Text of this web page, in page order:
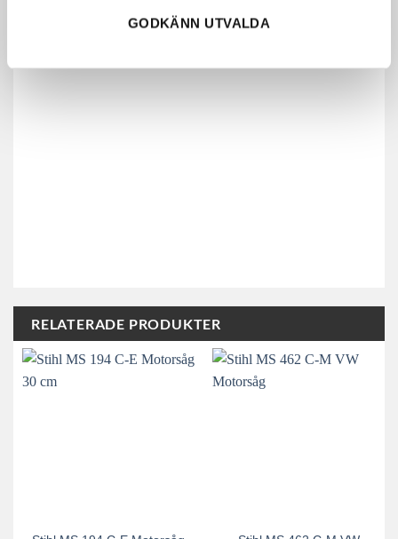
GODKÄNN UTVALDA
RELATERADE PRODUKTER